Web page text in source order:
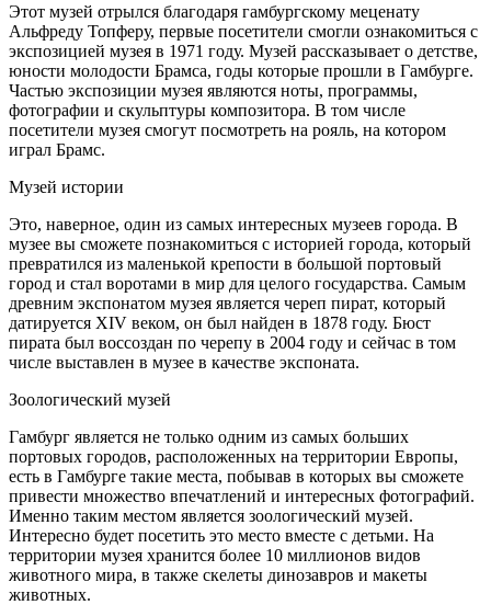
Этот музей отрылся благодаря гамбургскому меценату
Альфреду Топферу, первые посетители смогли ознакомиться с
экспозицией музея в 1971 году. Музей рассказывает о детстве,
юности молодости Брамса, годы которые прошли в Гамбурге.
Частью экспозиции музея являются ноты, программы,
фотографии и скульптуры композитора. В том числе
посетители музея смогут посмотреть на рояль, на котором
играл Брамс.
Музей истории
Это, наверное, один из самых интересных музеев города. В
музее вы сможете познакомиться с историей города, который
превратился из маленькой крепости в большой портовый
город и стал воротами в мир для целого государства. Самым
древним экспонатом музея является череп пират, который
датируется XIV веком, он был найден в 1878 году. Бюст
пирата был воссоздан по черепу в 2004 году и сейчас в том
числе выставлен в музее в качестве экспоната.
Зоологический музей
Гамбург является не только одним из самых больших
портовых городов, расположенных на территории Европы,
есть в Гамбурге такие места, побывав в которых вы сможете
привести множество впечатлений и интересных фотографий.
Именно таким местом является зоологический музей.
Интересно будет посетить это место вместе с детьми. На
территории музея хранится более 10 миллионов видов
животного мира, в также скелеты динозавров и макеты
животных.